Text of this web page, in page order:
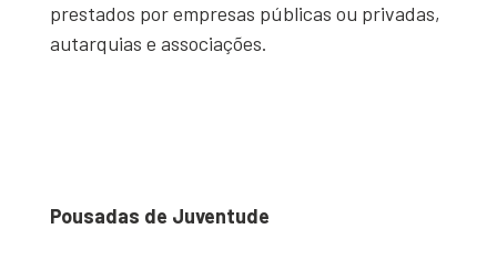
prestados por empresas públicas ou privadas,
autarquias e associações.
Pousadas de Juventude